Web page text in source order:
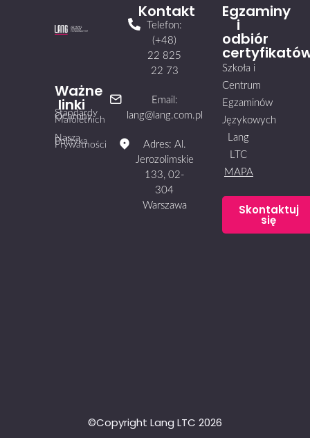
Ważne
linki
Standardy
Ochrony
Małoletnich
Nasza
Polityka
Prywatności
Kontakt
Telefon:
(+48)
22 825
22 73
Email:
lang@lang.com.pl
Adres: Al.
Jerozolimskie
133, 02-
304
Warszawa
Egzaminy
i
odbiór
Szkoła i
Centrum
Egzaminów
Językowych
Lang
LTC
MAPA
Skontaktuj
się
©Copyright Lang LTC 2026